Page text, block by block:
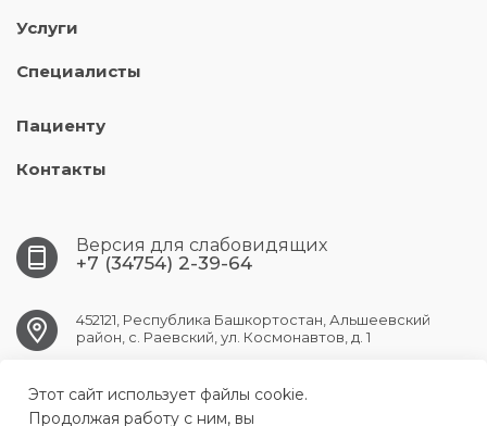
Услуги
Специалисты
Пациенту
Контакты
Версия для слабовидящих
+7 (34754) 2-39-64
452121, Республика Башкортостан, Альшеевский
район, с. Раевский, ул. Космонавтов, д. 1
RAEVSK.CRB@doctorrb.ru
Этот сайт использует файлы cookie.
Продолжая работу с ним, вы